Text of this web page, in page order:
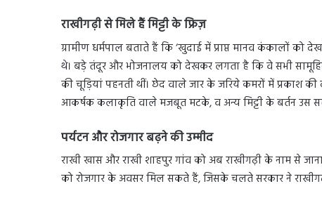
राखीगढ़ी से मिले हैं मिट्टी के फ्रिज़
ग्रामीण धर्मपाल बताते हैं कि ‘खुदाई में प्राप्त मानव कंकालों
थे। बड़े तंदूर और भोजनालय को देखकर लगता है कि वे सभी
की चूड़ियां पहनती थीं। छेद वाले जार के जरिये कमरों में प्रकाश
आकर्षक कलाकृति वाले मजबूत मटके, व अन्य मिट्टी के बर्तन उस
पर्यटन और रोजगार बढ़ने की उम्मीद
राखी खास और राखी शाहपुर गांव को अब राखीगढ़ी के नाम से
को रोजगार के अवसर मिल सकते हैं, जिसके चलते सरकार ने